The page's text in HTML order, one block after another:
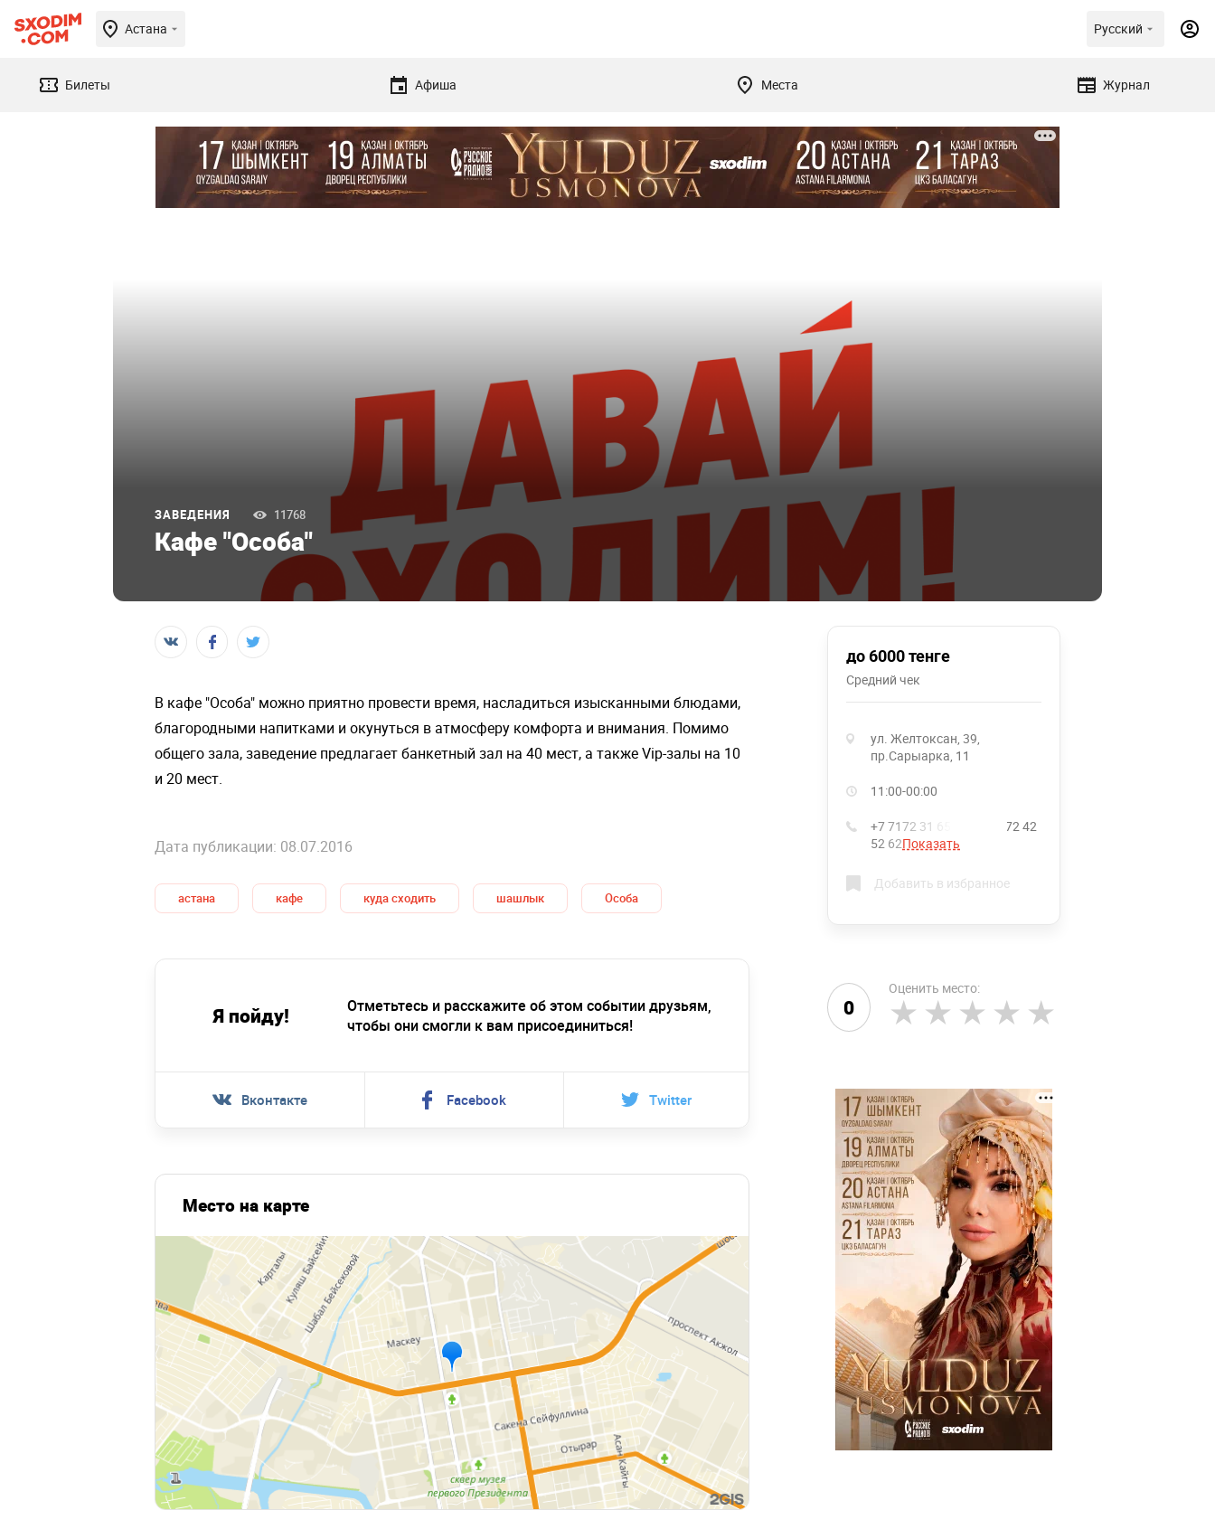
Астана Русский
Билеты Афиша Места Журнал
ЗАВЕДЕНИЯ 11768
Кафе "Особа"
до 6000 тенге
Средний чек
ул. Желтоксан, 39,
пр.Сарыарка, 11
11:00-00:00
+7 7172 31 65 78, +7 7172 42
52 62Показать
Добавить в избранное
0
Оценить место:
В кафе "Особа" можно приятно провести время, насладиться изысканными блюдами,
благородными напитками и окунуться в атмосферу комфорта и внимания. Помимо
общего зала, заведение предлагает банкетный зал на 40 мест, а также Vip-залы на 10
и 20 мест.
Дата публикации: 08.07.2016
астана кафе куда сходить шашлык Особа
Я пойду!
Отметьтесь и расскажите об этом событии друзьям,
чтобы они смогли к вам присоединиться!
Вконтакте Facebook Twitter
Место на карте